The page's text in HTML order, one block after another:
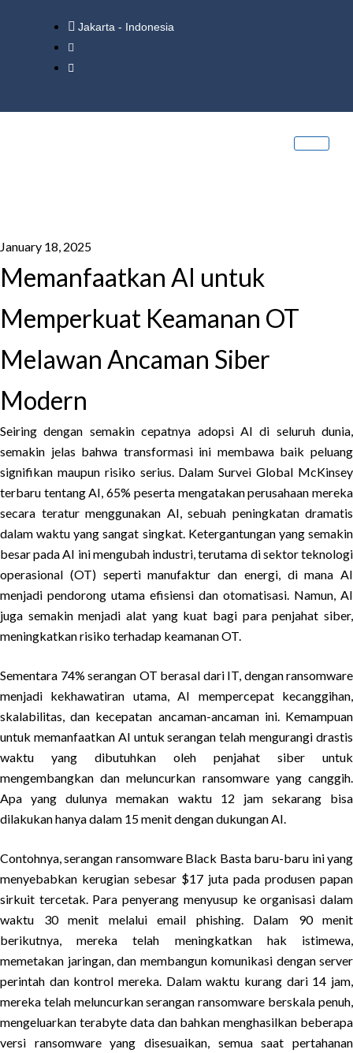
Jakarta - Indonesia
January 18, 2025
Memanfaatkan AI untuk
Memperkuat Keamanan OT
Melawan Ancaman Siber
Modern
Seiring dengan semakin cepatnya adopsi AI di seluruh dunia,
semakin jelas bahwa transformasi ini membawa baik peluang
signifikan maupun risiko serius. Dalam Survei Global McKinsey
terbaru tentang AI, 65% peserta mengatakan perusahaan mereka
secara teratur menggunakan AI, sebuah peningkatan dramatis
dalam waktu yang sangat singkat. Ketergantungan yang semakin
besar pada AI ini mengubah industri, terutama di sektor teknologi
operasional (OT) seperti manufaktur dan energi, di mana AI
menjadi pendorong utama efisiensi dan otomatisasi. Namun, AI
juga semakin menjadi alat yang kuat bagi para penjahat siber,
meningkatkan risiko terhadap keamanan OT.
Sementara 74% serangan OT berasal dari IT, dengan ransomware
menjadi kekhawatiran utama, AI mempercepat kecanggihan,
skalabilitas, dan kecepatan ancaman-ancaman ini. Kemampuan
untuk memanfaatkan AI untuk serangan telah mengurangi drastis
waktu yang dibutuhkan oleh penjahat siber untuk
mengembangkan dan meluncurkan ransomware yang canggih.
Apa yang dulunya memakan waktu 12 jam sekarang bisa
dilakukan hanya dalam 15 menit dengan dukungan AI.
Contohnya, serangan ransomware Black Basta baru-baru ini yang
menyebabkan kerugian sebesar $17 juta pada produsen papan
sirkuit tercetak. Para penyerang menyusup ke organisasi dalam
waktu 30 menit melalui email phishing. Dalam 90 menit
berikutnya, mereka telah meningkatkan hak istimewa,
memetakan jaringan, dan membangun komunikasi dengan server
perintah dan kontrol mereka. Dalam waktu kurang dari 14 jam,
mereka telah meluncurkan serangan ransomware berskala penuh,
mengeluarkan terabyte data dan bahkan menghasilkan beberapa
versi ransomware yang disesuaikan, semua saat pertahanan